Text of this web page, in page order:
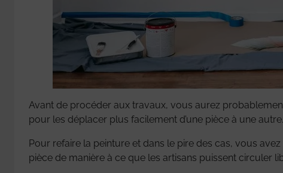
Avant de procéder aux travaux, vous aurez
pour les déplacer plus facilement d’une pièce à une
Pour refaire la peinture et dans le pire des cas, vous
pièce de manière à ce que les artisans puissent circuler